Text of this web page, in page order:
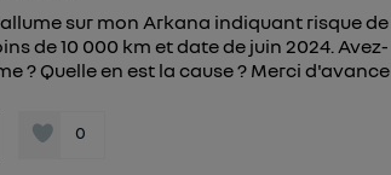
sur mon Arkana indiquant risque de
de 10 000 km et date de juin 2024. Avez-
? Quelle en est la cause ? Merci d'avance
0